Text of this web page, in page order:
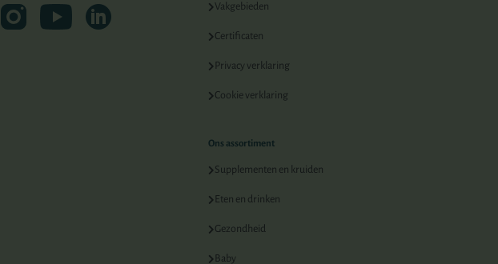
Vakgebieden
Certificaten
Privacy verklaring
Cookie verklaring
Ons assortiment
Supplementen en kruiden
Eten en drinken
Gezondheid
Baby